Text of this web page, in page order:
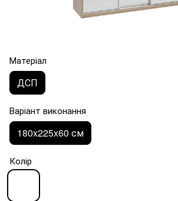
Матеріал
ДСП
Варіант виконання
180x225x60 см
Колір